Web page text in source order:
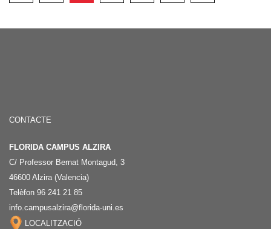
CONTACTE
FLORIDA CAMPUS ALZIRA
C/ Professor Bernat Montagud, 3
46600 Alzira (Valencia)
Telèfon 96 241 21 85
info.campusalzira@florida-uni.es
LOCALITZACIÓ